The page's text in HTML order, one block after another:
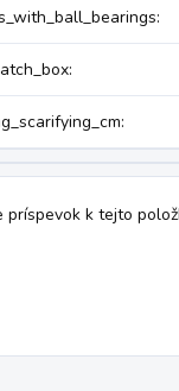
:
:
:
príspevok k tejto